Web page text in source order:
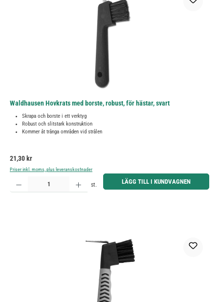
Waldhausen Hovkrats med borste, robust, för hästar, svart
Skrapa och borste i ett verktyg
Robust och slitstark konstruktion
Kommer åt trånga områden vid strålen
Ordinarie pris:
21,30 kr
Priser inkl. moms, plus leveranskostnader
Produktkvantitet: Ange önskat belopp eller använd knapparna för att öka eller minska kvantiteten.
st. LÄGG TILL I KUNDVAGNEN